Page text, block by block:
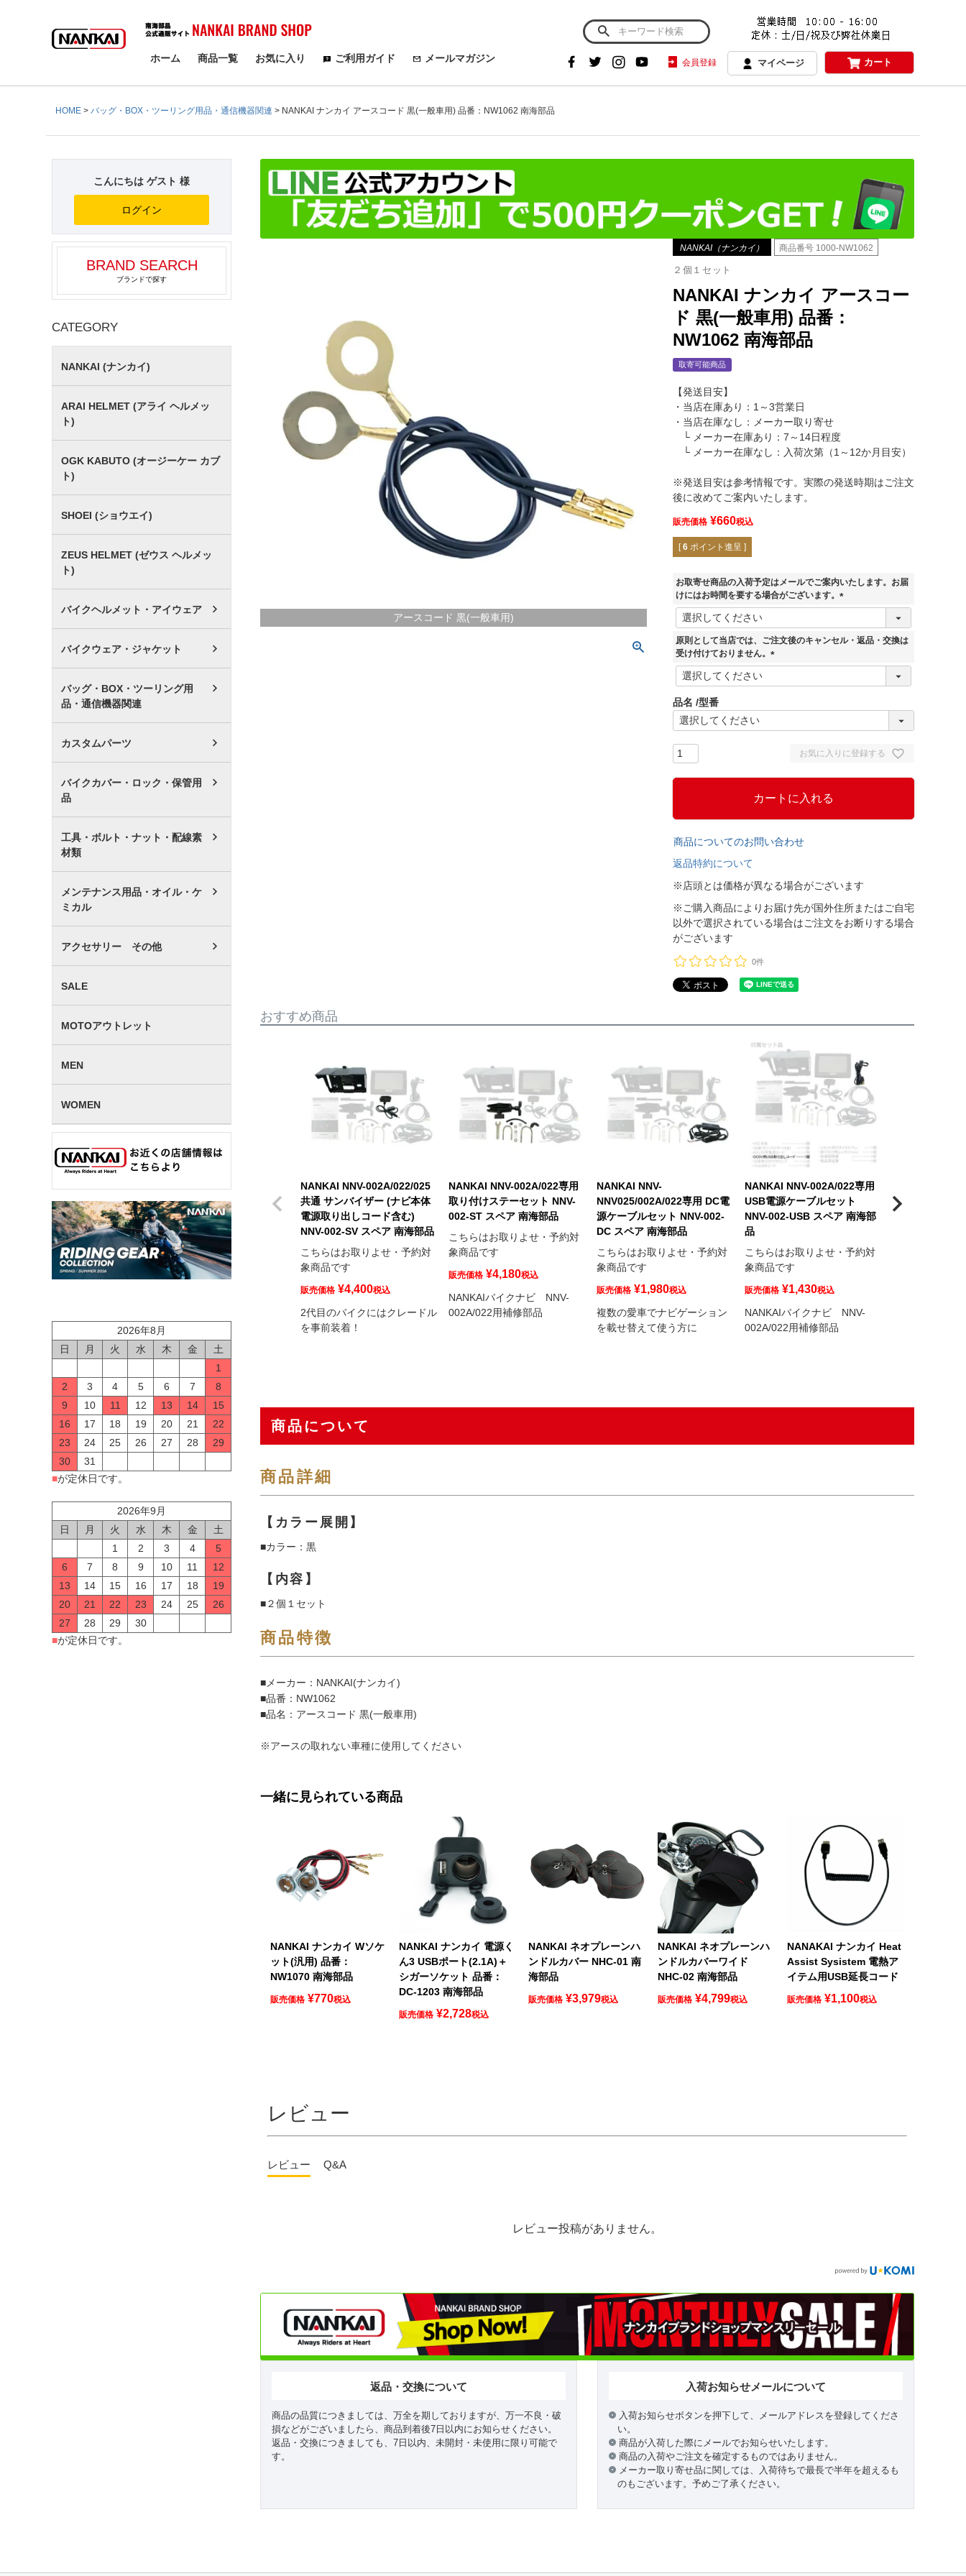
検索
ホーム 商品一覧 お気に入り ご利用ガイド メールマガジン 会員登録 マイページ カート
HOME バッグ・BOX・ツーリング用品・通信機器関連 NANKAI ナンカイ アースコード 黒(一般車用) 品番：NW1062 南海部品
こんにちは ゲスト 様
ログイン
BRAND SEARCH
ブランドで探す
CATEGORY
NANKAI (ナンカイ)
ARAI HELMET (アライ ヘルメッ
ト)
OGK KABUTO (オージーケー カブ
ト)
SHOEI (ショウエイ)
ZEUS HELMET (ゼウス ヘルメッ
ト)
バイクヘルメット・アイウェア
バイクウェア・ジャケット
バッグ・BOX・ツーリング用
品・通信機器関連
カスタムパーツ
バイクカバー・ロック・保管用
品
工具・ボルト・ナット・配線素
材類
メンテナンス用品・オイル・ケ
ミカル
アクセサリー その他
SALE
MOTOアウトレット
MEN
WOMEN
2026年8月
日
月 火 水 木 金
土
1
2
3 4 5 6 7
8
9
10 11 12 13 14
15
16
17 18 19 20 21
22
23
24 25 26 27 28
29
30
31
■が定休日です。
2026年9月
日
月 火 水 木 金
土
1
2 3 4
5
6
7 8 9 10 11
12
13
14 15 16 17 18
19
20
21 22 23 24 25
26
27
28 29
30
■が定休日です。
アースコード 黒(一般車用)
NANKAI（ナンカイ） 商品番号 1000-NW1062
２個１セット
NANKAI ナンカイ アースコー
ド 黒(一般車用) 品番：
NW1062 南海部品
取寄可能商品
【発送目安】
・当店在庫あり：1～3営業日
・当店在庫なし：メーカー取り寄せ
└ メーカー在庫あり：7～14日程度
└ メーカー在庫なし：入荷次第（1～12か月目安）
※発送目安は参考情報です。実際の発送時期はご注文
後に改めてご案内いたします。
販売価格 ¥660税込
[ 6 ポイント進呈 ]
お取寄せ商品の入荷予定はメールでご案内いたします。お届
けにはお時間を要する場合がございます。
(
須
原則として当店では、ご注文後のキャンセル・返品・交換は
受け付けておりません。
(
)
品名 型番
お気に入りに登録する
カートに入れる
商品についてのお問い合わせ
返品特約について
※店頭とは価格が異なる場合がございます
※ご購入商品によりお届け先が国外住所またはご自宅
以外で選択されている場合はご注文をお断りする場合
がございます
0件
おすすめ商品
NANKAI NNV-002A/022/025
共通 サンバイザー (ナビ本体
電源取り出しコード含む)
NNV-002-SV スペア 南海部品
こちらはお取りよせ・予約対
象商品です
販売価格 ¥4,400税込
2代目のバイクにはクレードル
を事前装着！
NANKAI NNV-002A/022専用
取り付けステーセット NNV-
002-ST スペア 南海部品
こちらはお取りよせ・予約対
象商品です
販売価格 ¥4,180税込
NANKAIバイクナビ NNV-
002A/022用補修部品
NANKAI NNV-
NNV025/002A/022専用 DC電
源ケーブルセット NNV-002-
DC スペア 南海部品
こちらはお取りよせ・予約対
象商品です
販売価格 ¥1,980税込
複数の愛車でナビゲーション
を載せ替えて使う方に
NANKAI NNV-002A/022専用
USB電源ケーブルセット
NNV-002-USB スペア 南海部
品
こちらはお取りよせ・予約対
象商品です
販売価格 ¥1,430税込
NANKAIバイクナビ NNV-
002A/022用補修部品
バイク・ナビ
商品について
商品詳細
【カラー展開】
■カラー：黒
【内容】
■２個１セット
商品特徴
■メーカー：NANKAI(ナンカイ)
■品番：NW1062
■品名：アースコード 黒(一般車用)
※アースの取れない車種に使用してください
一緒に見られている商品
NANKAI ナンカイ Wソケ
ット(汎用) 品番：
NW1070 南海部品
販売価格 ¥770税込
NANKAI ナンカイ 電源く
ん3 USBポート(2.1A)＋
シガーソケット 品番：
DC-1203 南海部品
販売価格 ¥2,728税込
NANKAI ネオプレーンハ
ンドルカバー NHC-01 南
海部品
販売価格 ¥3,979税込
NANKAI ネオプレーンハ
ンドルカバーワイド
NHC-02 南海部品
販売価格 ¥4,799税込
NANAKAI ナンカイ Heat
Assist Sysistem 電熱ア
イテム用USB延長コード
販売価格 ¥1,100税込
レビュー
レビュー Q&A
レビュー投稿がありません。
返品・交換について
商品の品質につきましては、万全を期しておりますが、万一不良・破
損などがございましたら、商品到着後7日以内にお知らせください。
返品・交換につきましても、7日以内、未開封・未使用に限り可能で
す。
入荷お知らせメールについて
入荷お知らせボタンを押下して、メールアドレスを登録してくださ
い。
商品が入荷した際にメールでお知らせいたします。
商品の入荷やご注文を確定するものではありません。
メーカー取り寄せ品に関しては、入荷待ちで最長で半年を超えるも
のもございます。予めご了承ください。